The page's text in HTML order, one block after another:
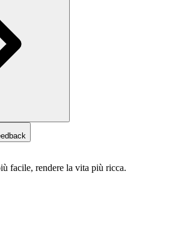
facile, rendere la vita più ricca.